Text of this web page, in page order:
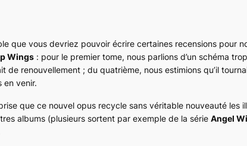
que vous devriez pouvoir écrire certaines recensions pour
Wings : pour le premier tome, nous parlions d’un schéma
de renouvellement ; du quatrième, nous estimions qu’il
en venir.
que ce nouvel opus recycle sans véritable nouveauté les
albums (plusieurs sortent par exemple de la série Angel